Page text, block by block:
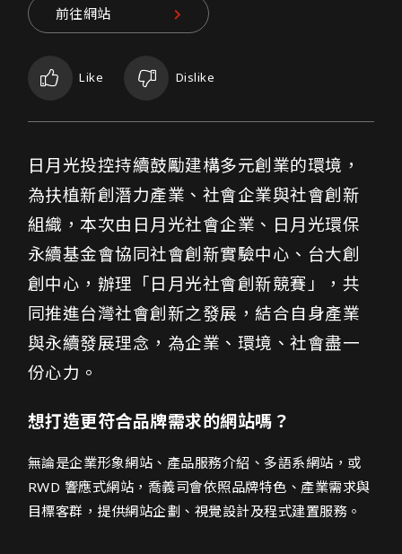
前往網站
Like Dislike
日月光社會創新競賽網頁設計介紹
日月光投控持續鼓勵建構多元創業的環境，
為扶植新創潛力產業、社會企業與社會創新
組織，本次由日月光社會企業、日月光環保
永續基金會協同社會創新實驗中心、台大創
創中心，辦理「日月光社會創新競賽」，共
同推進台灣社會創新之發展，結合自身產業
與永續發展理念，為企業、環境、社會盡一
份心力。
想打造更符合品牌需求的網站嗎？
無論是企業形象網站、產品服務介紹、多語系網站，或
RWD 響應式網站，喬義司會依照品牌特色、產業需求與
目標客群，提供網站企劃、視覺設計及程式建置服務。